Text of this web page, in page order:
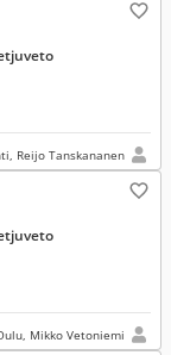
Reijo Tanskananen
Mikko Vetoniemi